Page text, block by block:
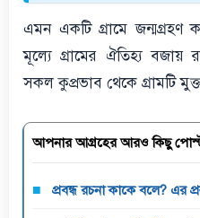
এমন একটি গ্রামে
মূল্যে গ্রামের ঐতিহ্য
সকল কুপ্রভাব থেকে গ্রামটি
আপনার আগ্রহের আরও কিছু
প্রবন্ধ রচনা কাকে বলে? এর